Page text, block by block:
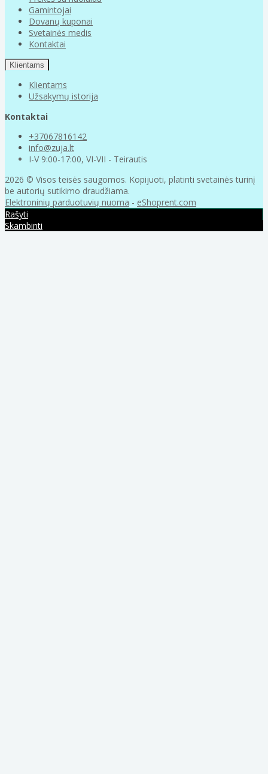
Gamintojai
Dovanų kuponai
Svetainės medis
Kontaktai
Klientams
Klientams
Užsakymų istorija
Kontaktai
+37067816142
info@zuja.lt
I-V 9:00-17:00, VI-VII - Teirautis
2026 © Visos teisės saugomos. Kopijuoti, platinti svetainės turinį
be autorių sutikimo draudžiama.
Elektroninių parduotuvių nuoma - eShoprent.com
Rašyti
Skambinti